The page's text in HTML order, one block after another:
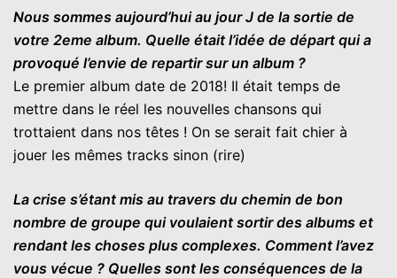
Nous sommes aujourd’hui au jour J de la sortie de
votre 2eme album. Quelle était l’idée de départ qui a
provoqué l’envie de repartir sur un album ?
Le premier album date de 2018! Il était temps de
mettre dans le réel les nouvelles chansons qui
trottaient dans nos têtes ! On se serait fait chier à
jouer les mêmes tracks sinon (rire)
La crise s’étant mis au travers du chemin de bon
nombre de groupe qui voulaient sortir des albums et
rendant les choses plus complexes. Comment l’avez
vous vécue ? Quelles sont les conséquences de la